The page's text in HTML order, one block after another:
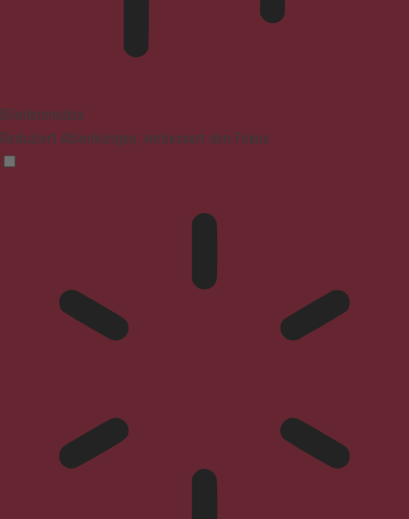
Blindenmodus
Reduziert Ablenkungen, verbessert den Fokus